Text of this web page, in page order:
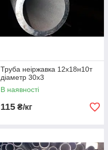
Труба неіржавка 12х18н10т
діаметр 30х3
В наявності
115 ₴/кг